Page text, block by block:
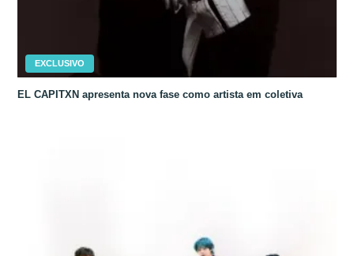
EXCLUSIVO
EL CAPITXN apresenta nova fase como artista em coletiva